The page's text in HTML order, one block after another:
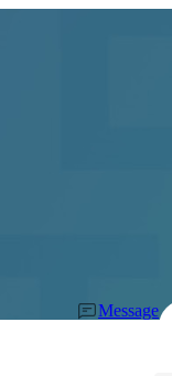
Message